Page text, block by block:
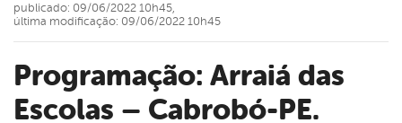
Programação: Arraiá das
Escolas – Cabrobó-PE.
publicado: 09/06/2022 10h45,
última modificação: 09/06/2022 10h45